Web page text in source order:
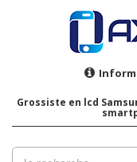
Grossiste en lcd